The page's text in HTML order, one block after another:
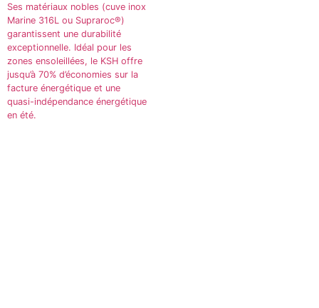
Ses matériaux nobles (cuve inox
Marine 316L ou Supraroc®)
garantissent une durabilité
exceptionnelle. Idéal pour les
zones ensoleillées, le KSH offre
jusqu’à 70% d’économies sur la
facture énergétique et une
quasi-indépendance énergétique
en été.